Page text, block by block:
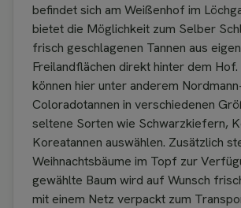
befindet sich am Weißenhof im
bietet die Möglichkeit zum Selber
frisch geschlagenen Tannen aus
Freilandflächen direkt hinter dem
können hier unter anderem
Coloradotannen in verschiedenen
seltene Sorten wie Schwarzkiefern,
Koreatannen auswählen. Zusätzlich
Weihnachtsbäume im Topf zur
gewählte Baum wird auf Wunsch
mit einem Netz verpackt zum